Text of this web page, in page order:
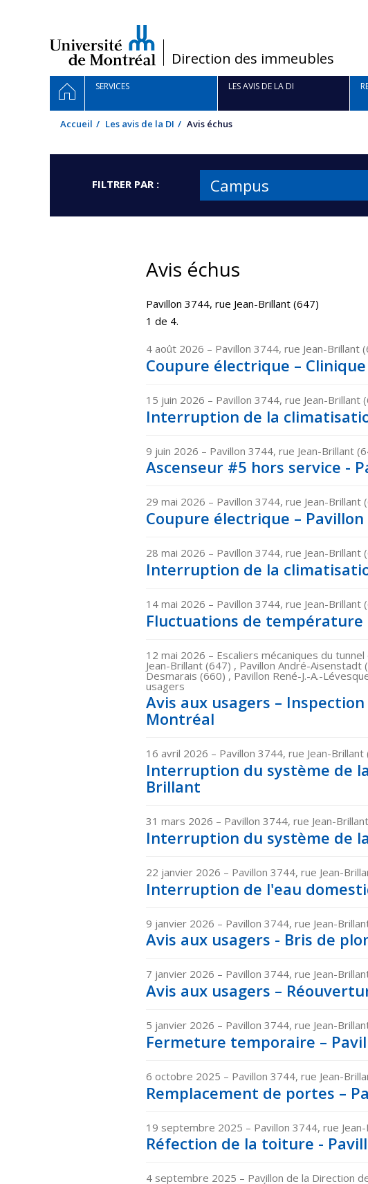
/Direction des immeubles
Navigation
principale
ACCUEILSERVICES LES AVIS DE LA DI
Accueil Les avis de la DI Avis échus
FILTRER PAR : Campus
Avis échus
Pavillon 3744, rue Jean-Brillant (647)
1 de 4.
4 août 2026 – Pavillon 3744, rue Jean-
Coupure électrique –
15 juin 2026 – Pavillon 3744, rue Jean-
Interruption de la
9 juin 2026 – Pavillon 3744, rue Jean-Brillant
Ascenseur #5 hors service -
29 mai 2026 – Pavillon 3744, rue Jean-
Coupure électrique –
28 mai 2026 – Pavillon 3744, rue Jean-
Interruption de la
14 mai 2026 – Pavillon 3744, rue Jean-Brillant
Fluctuations de température
12 mai 2026 – Escaliers mécaniques du
Jean-Brillant (647) , Pavillon André-Aisenstadt
Desmarais (660) , Pavillon René-J.-A.-
usagers
Avis aux usagers –
Montréal
16 avril 2026 – Pavillon 3744, rue Jean-
Interruption du système de
Brillant
31 mars 2026 – Pavillon 3744, rue Jean-
Interruption du système de
22 janvier 2026 – Pavillon 3744, rue Jean-
Interruption de l'eau
9 janvier 2026 – Pavillon 3744, rue Jean-
Avis aux usagers - Bris de
7 janvier 2026 – Pavillon 3744, rue Jean-
Avis aux usagers –
5 janvier 2026 – Pavillon 3744, rue Jean-
Fermeture temporaire –
6 octobre 2025 – Pavillon 3744, rue Jean-
Remplacement de portes –
19 septembre 2025 – Pavillon 3744, rue
Réfection de la toiture -
4 septembre 2025 – Pavillon de la Direction